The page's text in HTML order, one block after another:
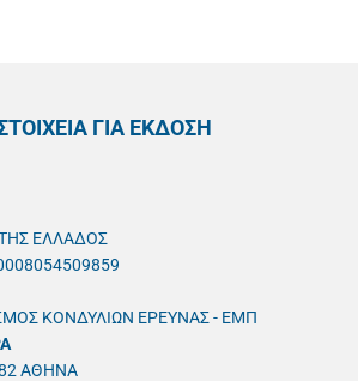
ΓΙΑ ΕΚΔΟΣΗ
ΕΛΛΑΔΟΣ
ΚΟΝΔΥΛΙΩΝ ΕΡΕΥΝΑΣ - ΕΜΠ
ΑΘΗΝΑ